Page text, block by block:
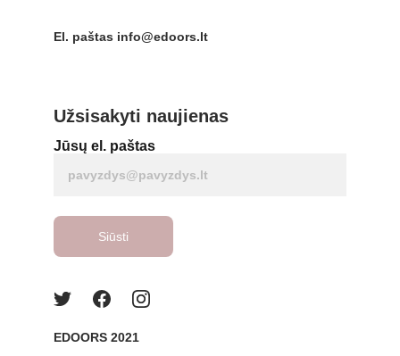
El. paštas info@edoors.lt
Užsisakyti naujienas
Jūsų el. paštas
Siūsti
EDOORS 2021